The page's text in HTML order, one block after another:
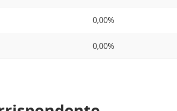
0,00%
0,00%